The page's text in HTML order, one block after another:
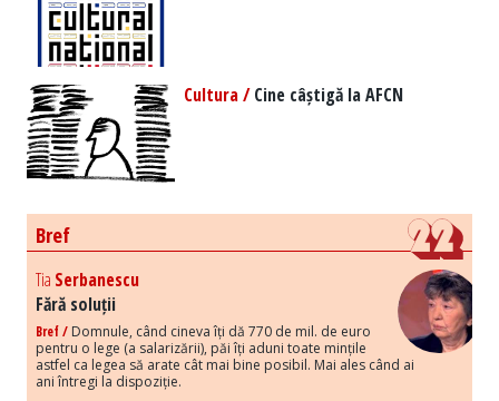
Cultura /Cine câștigă la AFCN
Bref
Tia Serbanescu
Fără soluții
Bref / Domnule, când cineva îți dă 770 de mil. de euro
pentru o lege (a salarizării), păi îți aduni toate mințile
astfel ca legea să arate cât mai bine posibil. Mai ales când ai
ani întregi la dispoziție.